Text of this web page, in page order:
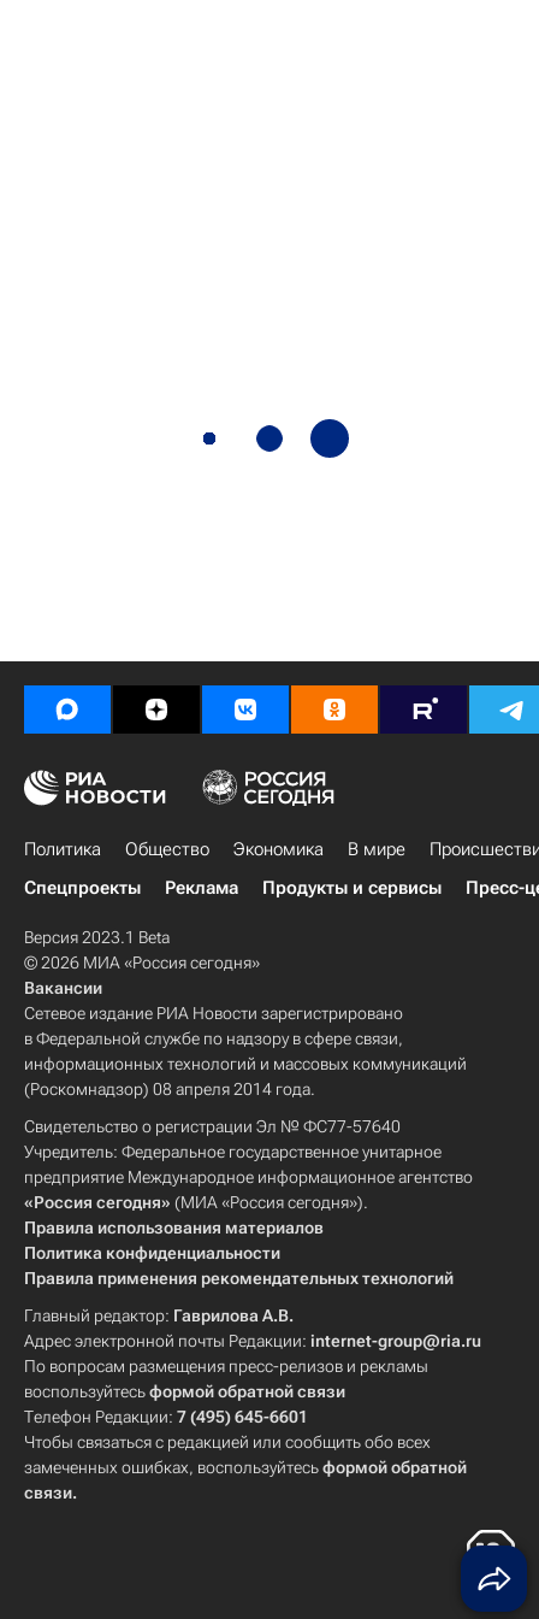
Политика Общество Экономика В мире
Спецпроекты
Реклама Продукты и сервисы Пресс-
Версия 2023.1 Beta
© 2026 МИА «Россия сегодня»
Вакансии
Сетевое издание РИА Новости зарегистрировано
в Федеральной службе по надзору в сфере связи,
информационных технологий и массовых коммуникаций
(Роскомнадзор) 08 апреля 2014 года.
Свидетельство о регистрации Эл № ФС77-57640
Учредитель: Федеральное государственное унитарное
предприятие Международное информационное агентство
«Россия сегодня» (МИА «Россия сегодня»).
Правила использования материалов
Политика конфиденциальности
Правила применения рекомендательных технологий
Главный редактор: Гаврилова А.В.
Адрес электронной почты Редакции: internet-group@ria.ru
По вопросам размещения пресс-релизов и рекламы
воспользуйтесьформой обратной связи
Телефон Редакции: 7 (495) 645-6601
Чтобы связаться с редакцией или сообщить обо всех
замеченных ошибках, воспользуйтесьформой обратной
связи.